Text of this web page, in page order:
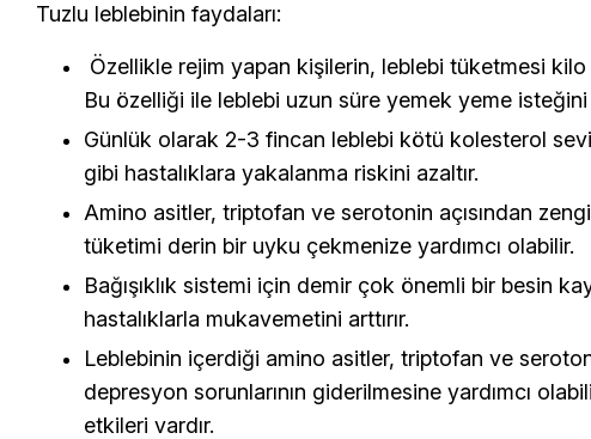
Tuzlu leblebinin faydaları:
Özellikle rejim yapan kişilerin, leblebi tüketmesi kilo
Bu özelliği ile leblebi uzun süre yemek yeme isteğini
Günlük olarak 2-3 fincan leblebi kötü kolesterol
gibi hastalıklara yakalanma riskini azaltır.
Amino asitler, triptofan ve serotonin açısından
tüketimi derin bir uyku çekmenize yardımcı olabilir.
Bağışıklık sistemi için demir çok önemli bir besin
hastalıklarla mukavemetini arttırır.
Leblebinin içerdiği amino asitler, triptofan ve
depresyon sorunlarının giderilmesine yardımcı
etkileri vardır.